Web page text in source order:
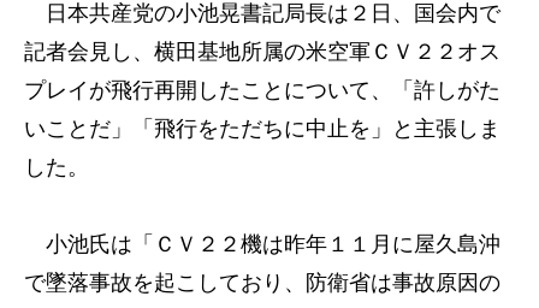
日本共産党の小池晃書記局長は２日、国会内で
記者会見し、横田基地所属の米空軍ＣＶ２２オス
プレイが飛行再開したことについて、「許しがた
いことだ」「飛行をただちに中止を」と主張しま
した。
小池氏は「ＣＶ２２機は昨年１１月に屋久島沖
で墜落事故を起こしており、防衛省は事故原因の